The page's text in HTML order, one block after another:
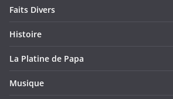
Faits Divers
Histoire
La Platine de Papa
Musique